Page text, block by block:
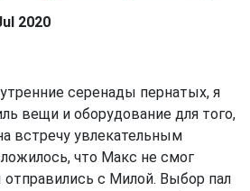
2020
серенады пернатых, я
вещи и оборудование для того,
встречу увлекательным
что Макс не смог
с Милой. Выбор пал